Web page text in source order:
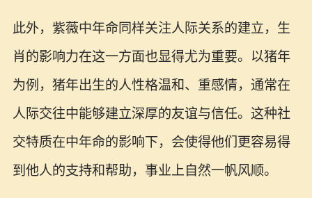
此外，紫薇中年命同样关注人际关系的建立，生
肖的影响力在这一方面也显得尤为重要。以猪年
为例，猪年出生的人性格温和、重感情，通常在
人际交往中能够建立深厚的友谊与信任。这种社
交特质在中年命的影响下，会使得他们更容易得
到他人的支持和帮助，事业上自然一帆风顺。